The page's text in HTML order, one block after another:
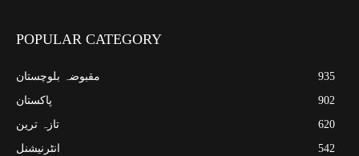
POPULAR CATEGORY
مقبوضہ بلوچستان
935
پاکستان
902
تازہ ترین
620
انٹرنیشنل
542